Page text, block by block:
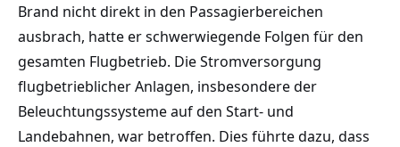
Brand nicht direkt in den Passagierbereichen
ausbrach, hatte er schwerwiegende Folgen für den
gesamten Flugbetrieb. Die Stromversorgung
flugbetrieblicher Anlagen, insbesondere der
Beleuchtungssysteme auf den Start- und
Landebahnen, war betroffen. Dies führte dazu, dass